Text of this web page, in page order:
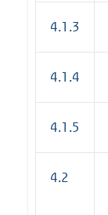
4.1.3
4.1.4
4.1.5
4.2